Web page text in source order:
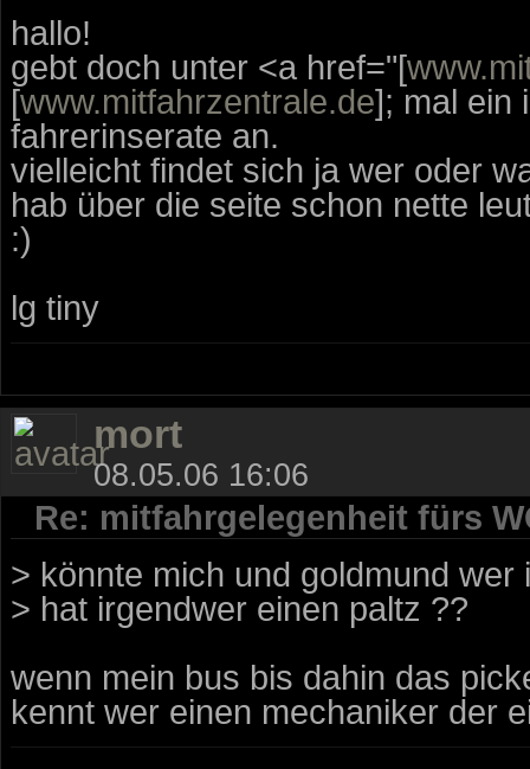
hallo!
gebt doch unter <a href="[
[www.mitfahrzentrale.de]; mal ein
fahrerinserate an.
vielleicht findet sich ja wer oder
hab über die seite schon nette
:)
lg tiny
mort
08.05.06 16:06
Re: mitfahrgelegenheit fürs
> könnte mich und goldmund wer
> hat irgendwer einen paltz ??
wenn mein bus bis dahin das
kennt wer einen mechaniker der